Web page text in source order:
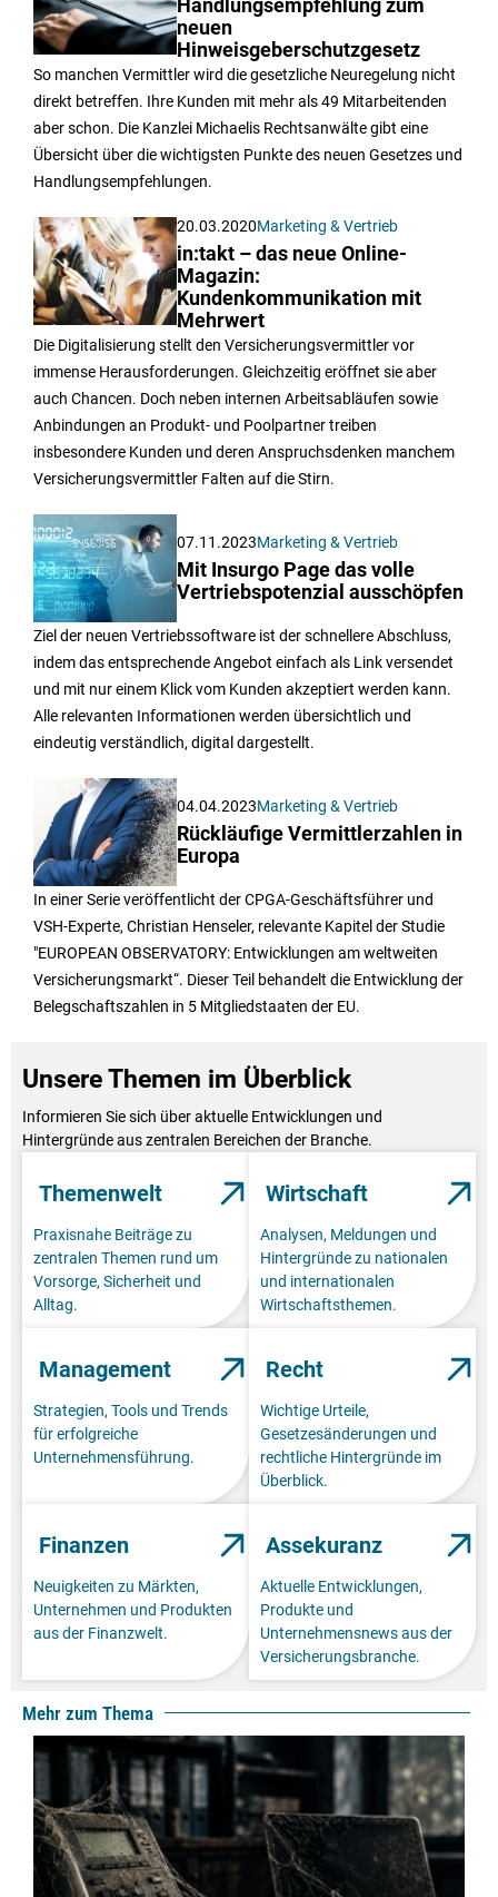
Handlungsempfehlung zum
neuen
Hinweisgeberschutzgesetz
So manchen Vermittler wird die gesetzliche Neuregelung nicht
direkt betreffen. Ihre Kunden mit mehr als 49 Mitarbeitenden
aber schon. Die Kanzlei Michaelis Rechtsanwälte gibt eine
Übersicht über die wichtigsten Punkte des neuen Gesetzes und
Handlungsempfehlungen.
20.03.2020Marketing & Vertrieb
in:takt – das neue Online-
Magazin:
Kundenkommunikation mit
Mehrwert
Die Digitalisierung stellt den Versicherungsvermittler vor
immense Herausforderungen. Gleichzeitig eröffnet sie aber
auch Chancen. Doch neben internen Arbeitsabläufen sowie
Anbindungen an Produkt- und Poolpartner treiben
insbesondere Kunden und deren Anspruchsdenken manchem
Versicherungsvermittler Falten auf die Stirn.
07.11.2023Marketing & Vertrieb
Mit Insurgo Page das volle
Vertriebspotenzial ausschöpfen
Ziel der neuen Vertriebssoftware ist der schnellere Abschluss,
indem das entsprechende Angebot einfach als Link versendet
und mit nur einem Klick vom Kunden akzeptiert werden kann.
Alle relevanten Informationen werden übersichtlich und
eindeutig verständlich, digital dargestellt.
04.04.2023Marketing & Vertrieb
Rückläufige Vermittlerzahlen in
Europa
In einer Serie veröffentlicht der CPGA-Geschäftsführer und
VSH-Experte, Christian Henseler, relevante Kapitel der Studie
"EUROPEAN OBSERVATORY: Entwicklungen am weltweiten
Versicherungsmarkt“. Dieser Teil behandelt die Entwicklung der
Belegschaftszahlen in 5 Mitgliedstaaten der EU.
Unsere Themen im Überblick
Informieren Sie sich über aktuelle Entwicklungen und
Hintergründe aus zentralen Bereichen der Branche.
Themenwelt
Praxisnahe Beiträge zu
zentralen Themen rund um
Vorsorge, Sicherheit und
Alltag.
Wirtschaft
Analysen, Meldungen und
Hintergründe zu nationalen
und internationalen
Wirtschaftsthemen.
Management
Strategien, Tools und Trends
für erfolgreiche
Unternehmensführung.
Recht
Wichtige Urteile,
Gesetzesänderungen und
rechtliche Hintergründe im
Überblick.
Finanzen
Neuigkeiten zu Märkten,
Unternehmen und Produkten
aus der Finanzwelt.
Assekuranz
Aktuelle Entwicklungen,
Produkte und
Unternehmensnews aus der
Versicherungsbranche.
Mehr zum Thema